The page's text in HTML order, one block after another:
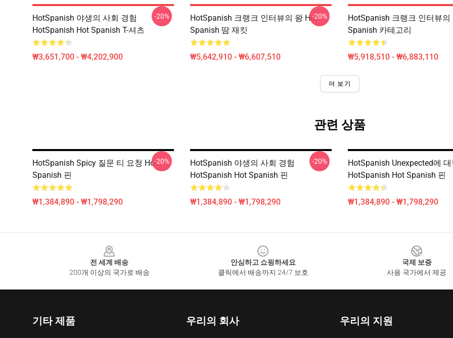
HotSpanish 야생의 사회 경험
HotSpanish Hot Spanish T-셔츠
₩3,651,700 - ₩4,202,900
-20%
HotSpanish 크랭크 인터뷰의 왕 Hot
Spanish 땀 재킷
₩5,642,910 - ₩6,607,510
-20%
HotSpanish 크랭크 인터뷰의
Spanish 카테고리
₩5,918,510 - ₩6,883,110
더 보기
관련 상품
HotSpanish Spicy 질문 티 요청 Hot
Spanish 핀
₩1,384,890 - ₩1,798,290
-20%
HotSpanish 야생의 사회 경험
HotSpanish Hot Spanish 핀
₩1,384,890 - ₩1,798,290
-20%
HotSpanish Unexpected에
HotSpanish Hot Spanish 핀
₩1,384,890 - ₩1,798,290
전 세계 배송
200개 이상의 국가로 배송
안심하고 쇼핑하세요
클릭에서 배송까지 24/7 보호
국제 보증
사용 국가에서 제공
기타 제품 우리의 회사 우리의 지원